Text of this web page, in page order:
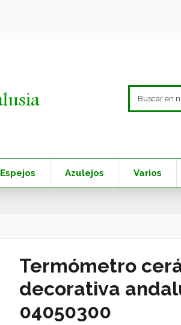
Espejos Azulejos Varios
Termómetro
decorativa
04050300